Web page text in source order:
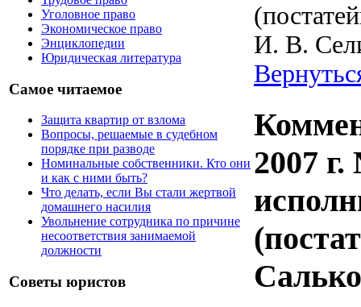
Уголовное право
Экономическое право
Энциклопедии
Юридическая литература
Самое читаемое
Защита квартир от взлома
Вопросы, решаемые в судебном
порядке при разводе
Номинальные собственники. Кто они
и как с ними быть?
Что делать, если Вы стали жертвой
домашнего насилия
Увольнение сотрудника по причине
несоответствия занимаемой
должности
Советы юристов
И. В.
2007